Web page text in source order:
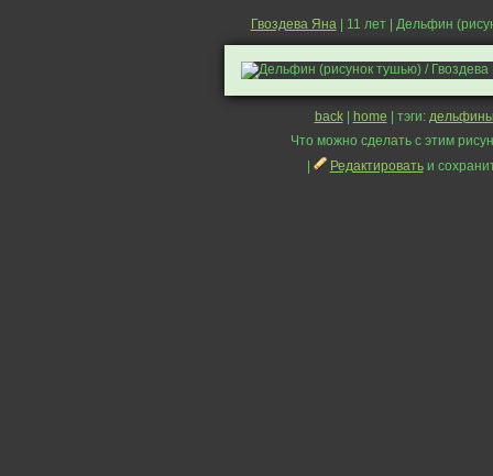
Гвоздева Яна| 11 лет | Дельфин
back| home | тэги:
Что можно сделать с этим
Редактироватьи